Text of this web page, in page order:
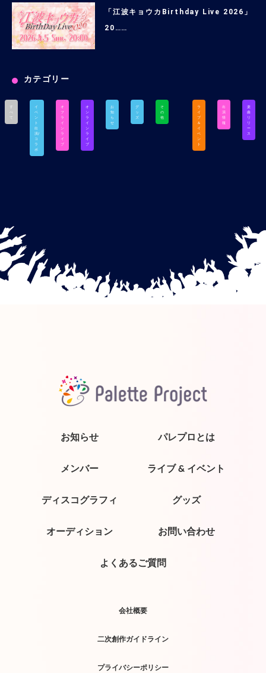
「江波キョウカBirthday Live 2026」
20……
カテゴリー
す
べ
て
イ
ベ
ン
ト
出
演/
コ
ラ
ボ
オ
フ
ラ
イ
ン
ラ
イ
ブ
オ
ン
ラ
イ
ン
ラ
イ
ブ
お
知
ら
せ
グ
ッ
ズ
そ
の
他
ラ
イ
ブ
＆
イ
ベ
ン
ト
出
演
情
報
楽
曲
リ
リ
ー
ス
お知らせ パレプロとは
メンバー ライブ & イベント
ディスコグラフィ グッズ
オーディション お問い合わせ
よくあるご質問
会社概要
二次創作ガイドライン
プライバシーポリシー